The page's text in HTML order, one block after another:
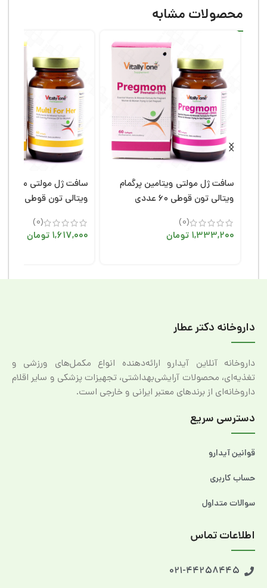
محصولات مشابه
پرگمام
سافت ژل مولتی مولتی فور هر
ویتالی تون قوطی ۶۰ عددی
1,617,000
سافت ژل
قوطی ۶۰ عددی
داروخانه دکتر عطار
داروخانه آنلاین آیدارو ارائه‌دهنده انواع مکمل‌های ورزشی و
تغذیه‌ای، محصولات آرایشی‌بهداشتی، تجهیزات پزشکی و سایر اقلام
داروخانه‌ای از برندهای معتبر ایرانی و خارجی است.
دسترسی سریع
قوانین آیدارو
حساب کاربری
سوالات متداول
اطلاعات تماس
021-44258445